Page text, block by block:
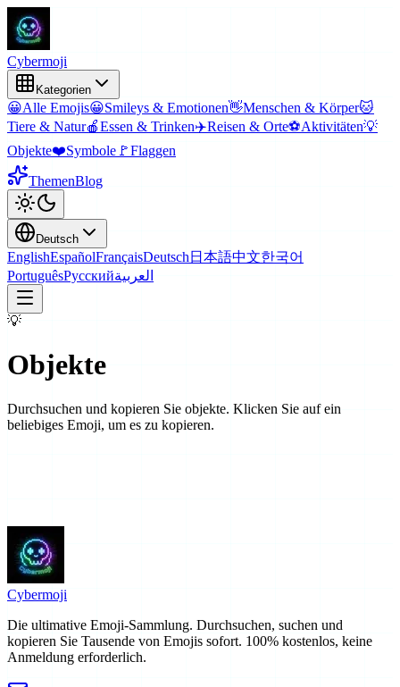
Cybermoji
Kategorien
😀Alle Emojis😀Smileys & Emotionen👋Menschen & Körper🐱
Tiere & Natur🍎Essen & Trinken✈️Reisen & Orte⚽Aktivitäten💡
Objekte❤️Symbole 🚩Flaggen
ThemenBlog
Deutsch
EnglishEspañolFrançaisDeutsch 日本語中文한국어
PortuguêsРусскийالعربية
💡
Objekte
Durchsuchen und kopieren Sie objekte. Klicken Sie auf ein
beliebiges Emoji, um es zu kopieren.
Cybermoji
Die ultimative Emoji-Sammlung. Durchsuchen, suchen und
kopieren Sie Tausende von Emojis sofort. 100% kostenlos, keine
Anmeldung erforderlich.